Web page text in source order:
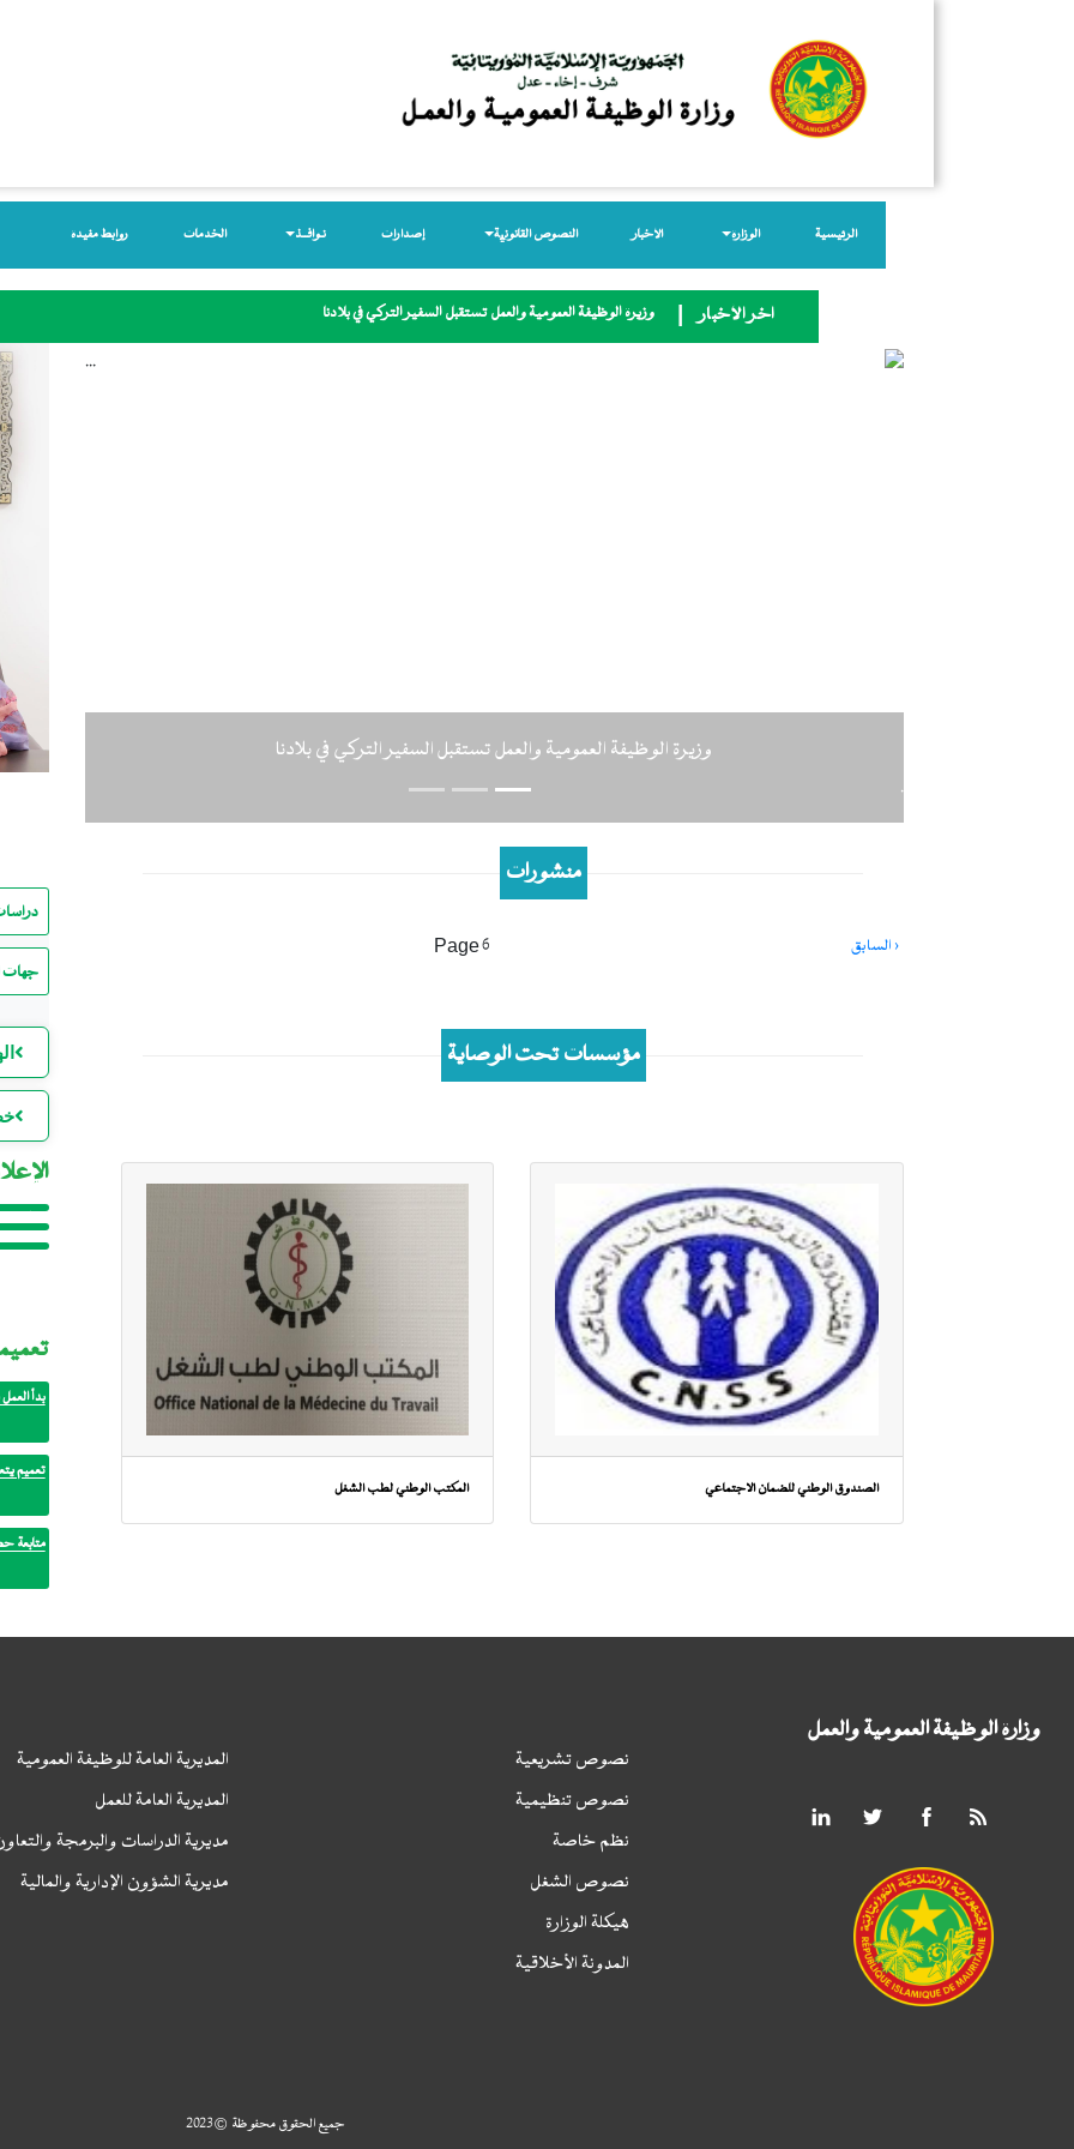
الرئيسية الوزارة الأخبار النصوص القانونیة إصدارات نـوافــذ الخدمات روابط مفيدة
آخر الأخبار وزيرة الوظيفة العمومية والعمل تستقبل السفير التركي في بلادنا
وزيرة الوظيفة العمومية والعمل تستقبل السفير التركي في بلادنا
.
منشورات
Pagination
Previous
‹ السابق Page 6
مؤسسات تحت الوصاية
الصندوق الوطني للضمان الاجتماعي المكتب الوطني لطب الشغل
جهات
إعلان
لصالح
بدأ
تعميم
متابعة
وزارة الوظيفة العمومية والعمل
نصوص تشريعية
نصوص تنظيمية
نظم خاصة
نصوص الشغل
هيكلة الوزارة
المدونة الأخلاقية
المديرية العامة للوظيفة العمومية
المديرية العامة للعمل
مديرية الدراسات والبرمجة
مديرية الشؤون الإدارية والمالية
جميع الحقوق محفوظة © 2023